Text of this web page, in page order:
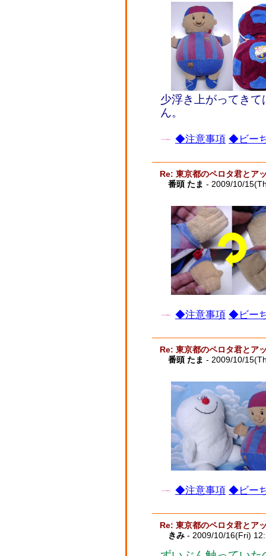
少浮き上がってき
ん。
◆注意事項 ◆ビー
Re: 東京都のペロタ君とア
番頭 たま - 2009/10/
◆注意事項 ◆ビー
Re: 東京都のペロタ君とア
番頭 たま - 2009/10/
◆注意事項 ◆ビー
Re: 東京都のペロタ君とア
きみ - 2009/10/16(Fri)